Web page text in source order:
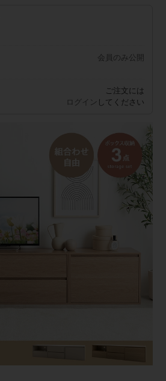
会員のみ公開
ご注文には
ログイン してください